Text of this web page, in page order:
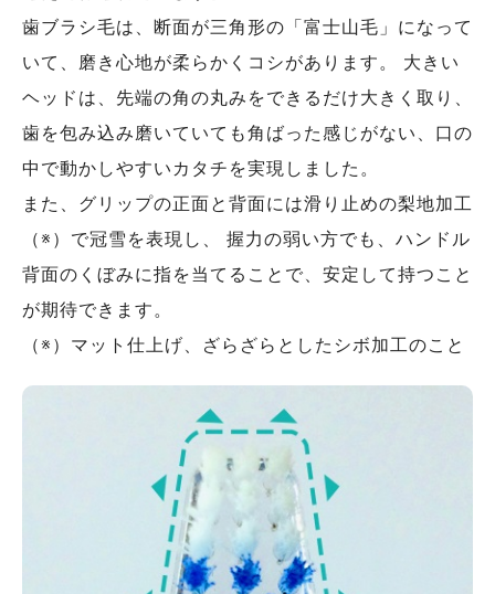
歯ブラシ毛は、断面が三角形の「富士山毛」になって
いて、磨き心地が柔らかくコシがあります。 大きい
ヘッドは、先端の角の丸みをできるだけ大きく取り、
歯を包み込み磨いていても角ばった感じがない、口の
中で動かしやすいカタチを実現しました。
また、グリップの正面と背面には滑り止めの梨地加工
（※）で冠雪を表現し、 握力の弱い方でも、ハンドル
背面のくぼみに指を当てることで、安定して持つこと
が期待できます。
（※）マット仕上げ、ざらざらとしたシボ加工のこと